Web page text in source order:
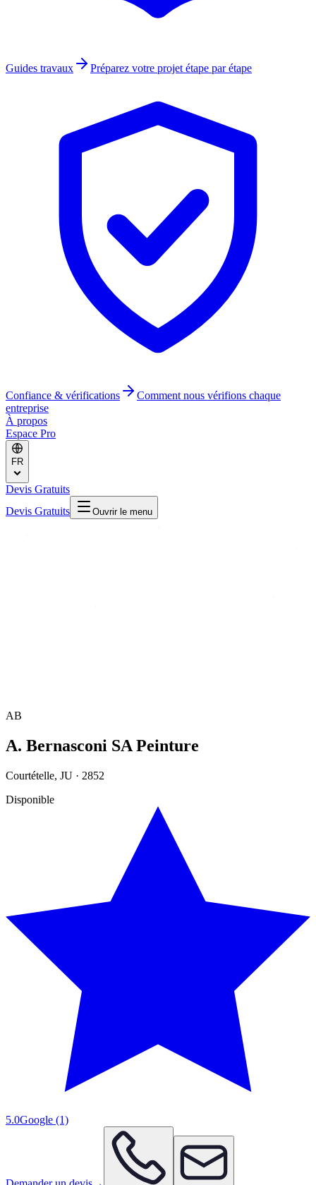
Guides travaux Préparez votre projet étape par étape
Confiance & vérifications
Comment nous vérifions chaque
entreprise
À propos
Espace Pro
FR
Devis Gratuits
Devis Gratuits
Ouvrir le menu
AB
A. Bernasconi SA Peinture
Courtételle, JU · 2852
Disponible
5.0Google (1)